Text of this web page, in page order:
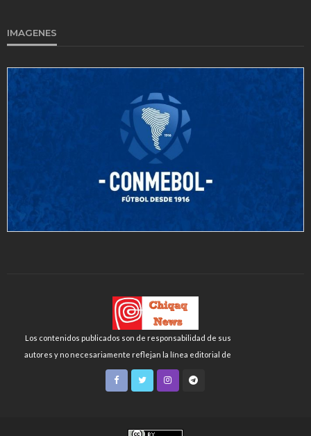
IMAGENES
Los contenidos publicados son de responsabilidad de sus
autores y no necesariamente reflejan la línea editorial de
Chiqaq News o de la FLCH-UNMSM.